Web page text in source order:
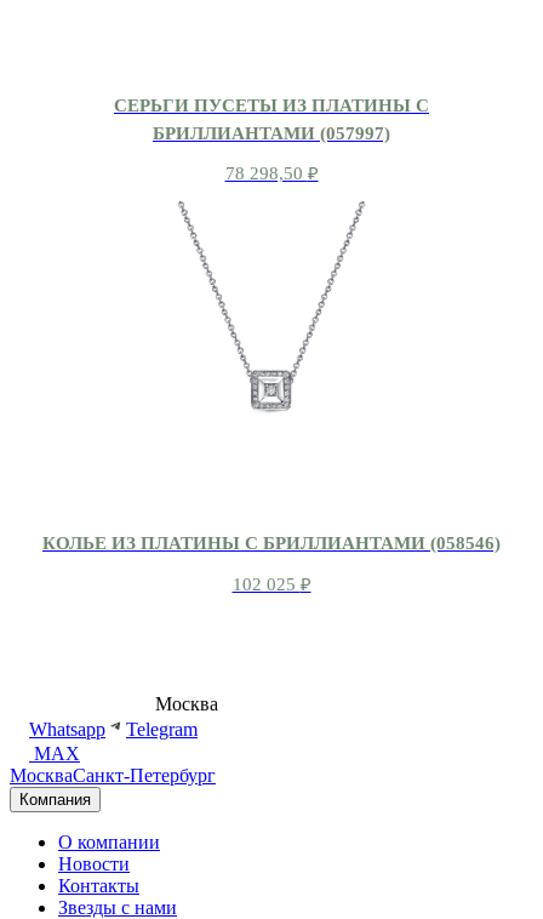
СЕРЬГИ ПУСЕТЫ ИЗ ПЛАТИНЫ С
БРИЛЛИАНТАМИ (057997)
78 298,50 ₽
КОЛЬЕ ИЗ ПЛАТИНЫ С БРИЛЛИАНТАМИ (058546)
102 025 ₽
Москва
Whatsapp
Telegram
MAX
МоскваСанкт-Петербург
Компания
О компании
Новости
Контакты
Звезды с нами